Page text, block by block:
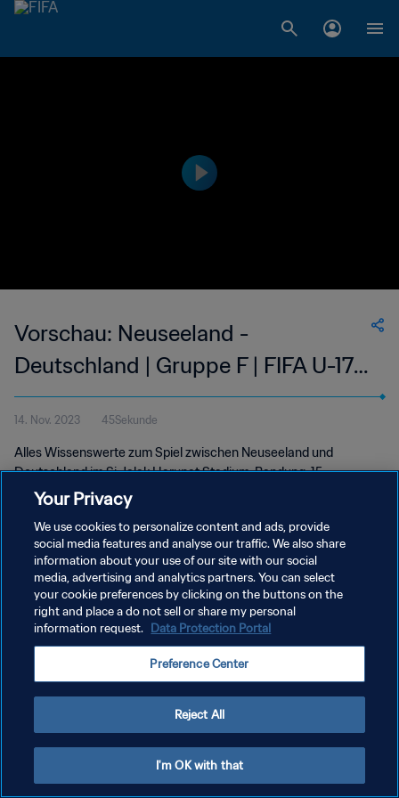
Vorschau: Neuseeland -
Deutschland | Gruppe F | FIFA U-17-
Weltmeisterschaft Indonesien
2023™
14. Nov. 2023 45Sekunde
Alles Wissenswerte zum Spiel zwischen Neuseeland und
Deutschland im Si Jalak Harupat Stadium, Bandung, 15.
November um 16:00 (Ortszeit).
DATENSCHUTZ
NUTZUNGSBEDINGUNGEN
COOKIE-EINSTELLUNGEN VERWALTEN
Your Privacy
We use cookies to personalize content and ads, provide
social media features and analyse our traffic. We also share
information about your use of our site with our social
media, advertising and analytics partners. You can select
your cookie preferences by clicking on the buttons on the
right and place a do not sell or share my personal
information request. Data Protection Portal
Preference Center
Reject All
I'm OK with that